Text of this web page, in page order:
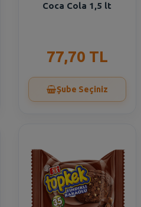
Coca Cola 1,5 lt
77,70 TL
Şube Seçiniz